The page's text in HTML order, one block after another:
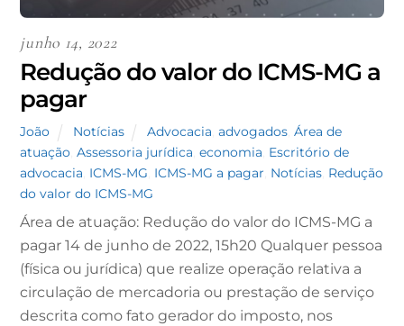
junho 14, 2022
Redução do valor do ICMS-MG a
pagar
João Notícias Advocacia ,advogados ,Área de
atuação ,Assessoria jurídica ,economia Escritório de
advocacia ICMS-MG ICMS-MG a pagar Notícias Redução
do valor do ICMS-MG
Área de atuação: Redução do valor do ICMS-MG a
pagar 14 de junho de 2022, 15h20 Qualquer pessoa
(física ou jurídica) que realize operação relativa a
circulação de mercadoria ou prestação de serviço
descrita como fato gerador do imposto, nos